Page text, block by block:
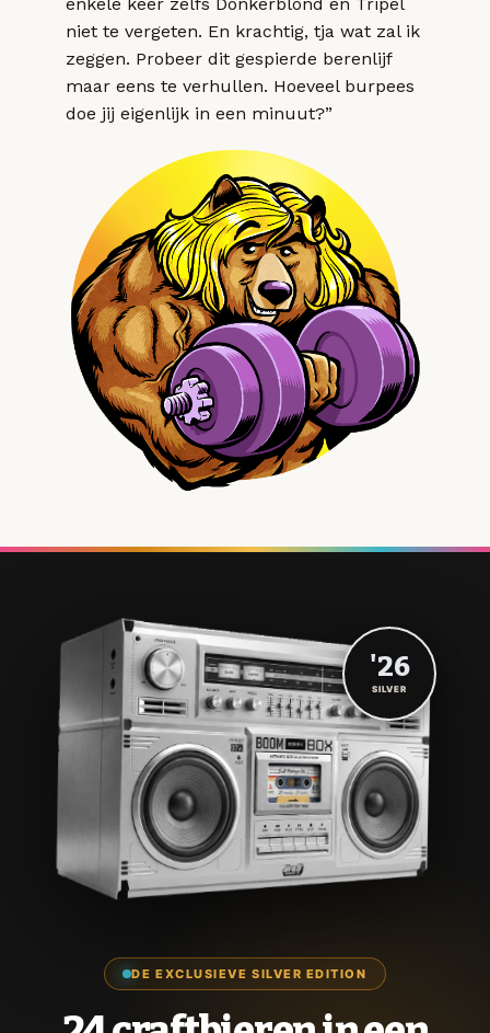
niet te vergeten. En krachtig, tja wat zal ik
zeggen. Probeer dit gespierde berenlijf
maar eens te verhullen. Hoeveel burpees
doe jij eigenlijk in een minuut?”
DE EXCLUSIEVE SILVER EDITION
'26
SILVER